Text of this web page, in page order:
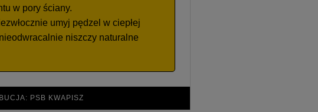
w pory ściany.
umyj pędzel w ciepłej
niszczy naturalne
PSB KWAPISZ